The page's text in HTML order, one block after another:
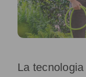
La